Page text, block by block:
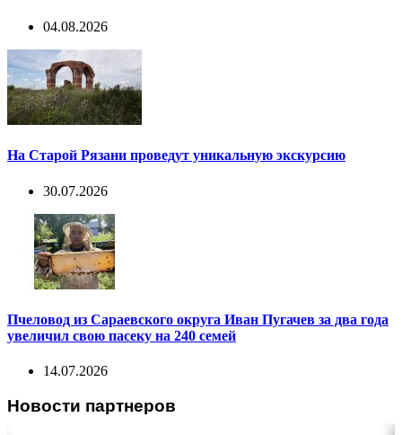
04.08.2026
На Старой Рязани проведут уникальную экскурсию
30.07.2026
Пчеловод из Сараевского округа Иван Пугачев за два года
увеличил свою пасеку на 240 семей
14.07.2026
Новости партнеров